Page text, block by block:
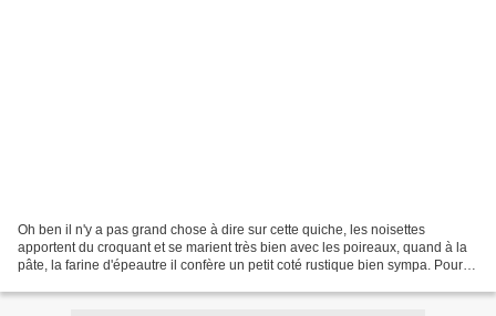
Oh ben il n'y a pas grand chose à dire sur cette quiche, les noisettes
apportent du croquant et se marient très bien avec les poireaux, quand à la
pâte, la farine d'épeautre il confère un petit coté rustique bien sympa. Pour 6-